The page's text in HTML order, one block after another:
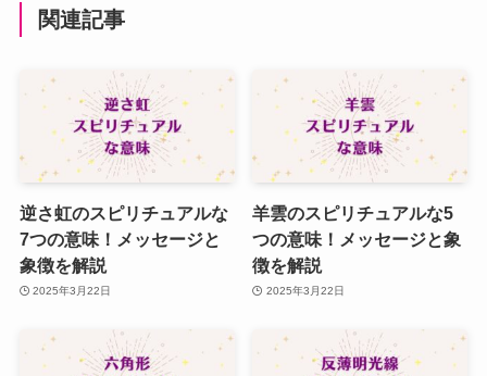
関連記事
逆さ虹のスピリチュアルな
7つの意味！メッセージと
象徴を解説
2025年3月22日
羊雲のスピリチュアルな5
つの意味！メッセージと象
徴を解説
2025年3月22日